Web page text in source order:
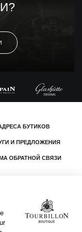
БУТИКОВ
И ПРЕДЛОЖЕНИЯ
ОБРАТНОЙ СВЯЗИ